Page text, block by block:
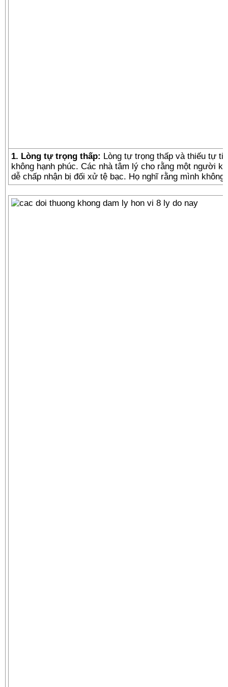
1. Lòng tự trọng thấp: Lòng tự trọng thấp và thiếu tự
không hạnh phúc. Các nhà tâm lý cho rằng một người
dễ chấp nhận bị đối xử tệ bạc. Họ nghĩ rằng mình